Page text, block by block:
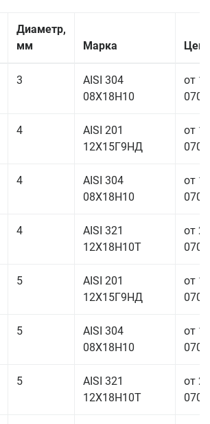
Диаметр,
мм
Марка
3
AISI 304
08Х18Н10
от
4
AISI 201
12Х15Г9НД
от
4
AISI 304
08Х18Н10
от
4
AISI 321
12Х18Н10Т
от
5
AISI 201
12Х15Г9НД
от
5
AISI 304
08Х18Н10
от
5
AISI 321
12Х18Н10Т
от